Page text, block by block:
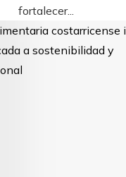
fortalecer...